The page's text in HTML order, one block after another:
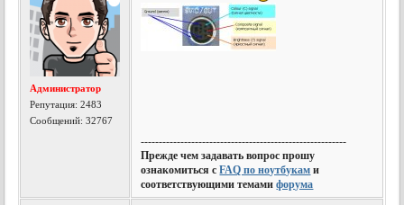
Администратор
Репутация:2483
Сообщений: 32767
---------------------------------------------------------
Прежде чем задавать вопрос прошу
ознакомиться сFAQ по ноутбукам и
соответствующими темамифорума